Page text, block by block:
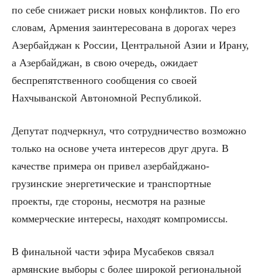
по себе снижает риски новых конфликтов. По его
словам, Армения заинтересована в дорогах через
Азербайджан к России, Центральной Азии и Ирану,
а Азербайджан, в свою очередь, ожидает
беспрепятственного сообщения со своей
Нахчыванской Автономной Республикой.
Депутат подчеркнул, что сотрудничество возможно
только на основе учета интересов друг друга. В
качестве примера он привел азербайджано-
грузинские энергетические и транспортные
проекты, где стороны, несмотря на разные
коммерческие интересы, находят компромиссы.
В финальной части эфира Мусабеков связал
армянские выборы с более широкой региональной